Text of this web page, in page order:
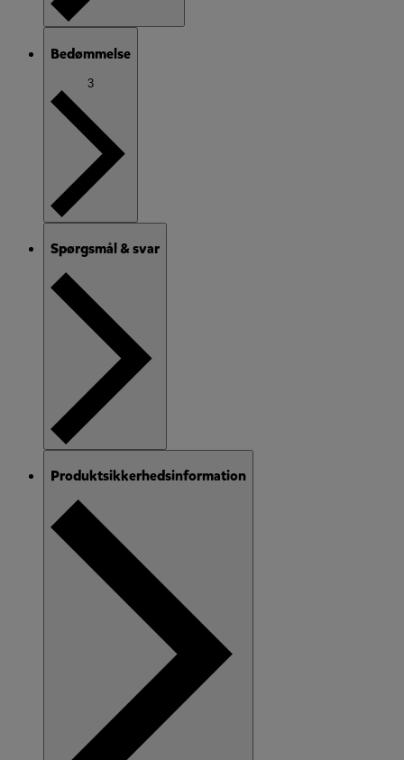
Bedømmelse
3
Spørgsmål & svar
Produktsikkerhedsinformation